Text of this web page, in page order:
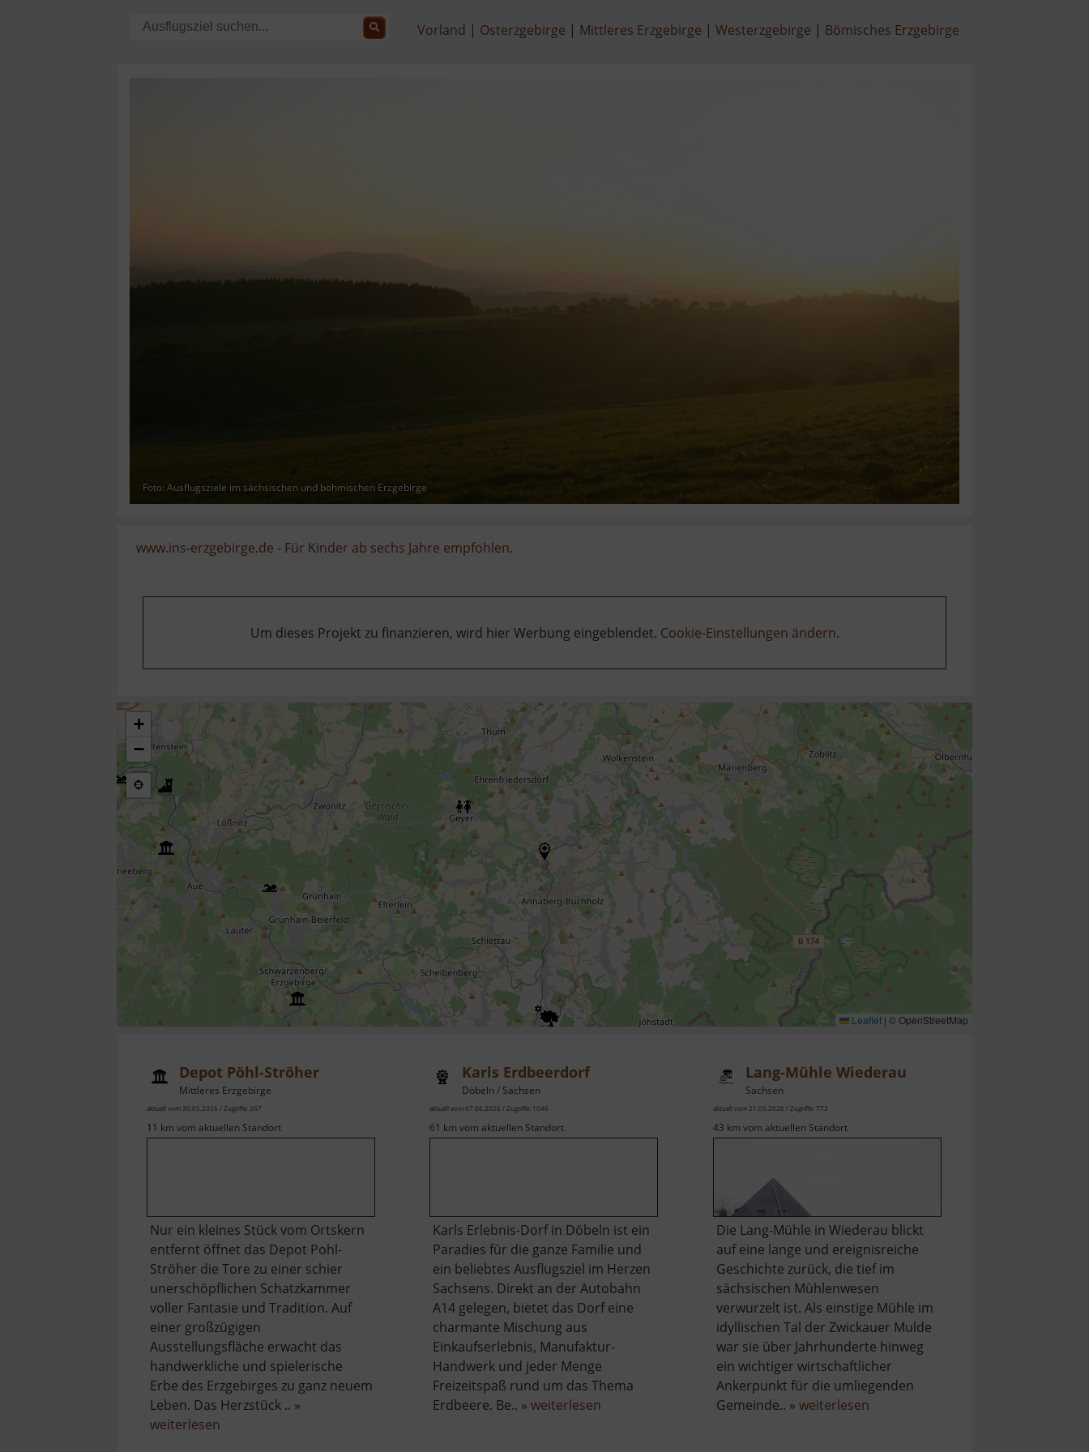
Vorland Osterzgebirge Mittleres Erzgebirge Westerzgebirge Bömisches Erzgebirge
Foto: Ausflugsziele im sächsischen und böhmischen Erzgebirge
www.ins-erzgebirge.de - Für Kinder ab sechs Jahre empfohlen.
Um dieses Projekt zu finanzieren, wird hier Werbung eingeblendet. Cookie-Einstellungen ändern.
+
−
Leaflet | © OpenStreetMap
Depot Pöhl-Ströher
Mittleres Erzgebirge
aktuell vom 30.05.2026 / Zugriffe: 267
11 km vom aktuellen Standort
Nur ein kleines Stück vom Ortskern
entfernt öffnet das Depot Pohl-
Ströher die Tore zu einer schier
unerschöpflichen Schatzkammer
voller Fantasie und Tradition. Auf
einer großzügigen
Ausstellungsfläche erwacht das
handwerkliche und spielerische
Erbe des Erzgebirges zu ganz neuem
Leben. Das Herzstück .. »
weiterlesen
Karls Erdbeerdorf
Döbeln / Sachsen
aktuell vom 07.06.2026 / Zugriffe: 1046
61 km vom aktuellen Standort
Karls Erlebnis-Dorf in Döbeln ist ein
Paradies für die ganze Familie und
ein beliebtes Ausflugsziel im Herzen
Sachsens. Direkt an der Autobahn
A14 gelegen, bietet das Dorf eine
charmante Mischung aus
Einkaufserlebnis, Manufaktur-
Handwerk und jeder Menge
Freizeitspaß rund um das Thema
Erdbeere. Be.. »weiterlesen
Lang-Mühle Wiederau
Sachsen
aktuell vom 21.05.2026 / Zugriffe: 773
43 km vom aktuellen Standort
Die Lang-Mühle in Wiederau blickt
auf eine lange und ereignisreiche
Geschichte zurück, die tief im
sächsischen Mühlenwesen
verwurzelt ist. Als einstige Mühle im
idyllischen Tal der Zwickauer Mulde
war sie über Jahrhunderte hinweg
ein wichtiger wirtschaftlicher
Ankerpunkt für die umliegenden
Gemeinde.. » weiterlesenüber